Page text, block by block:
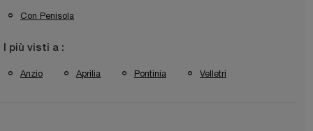
Con Penisola
I più visti a :
Anzio Aprilia Pontinia Velletri